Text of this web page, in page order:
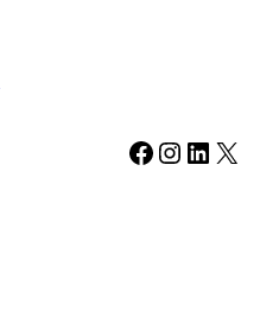
Facebook Instagram LinkedIn X